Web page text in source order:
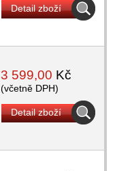
Detail zboží
3 599,00 Kč
(včetně DPH)
Detail zboží